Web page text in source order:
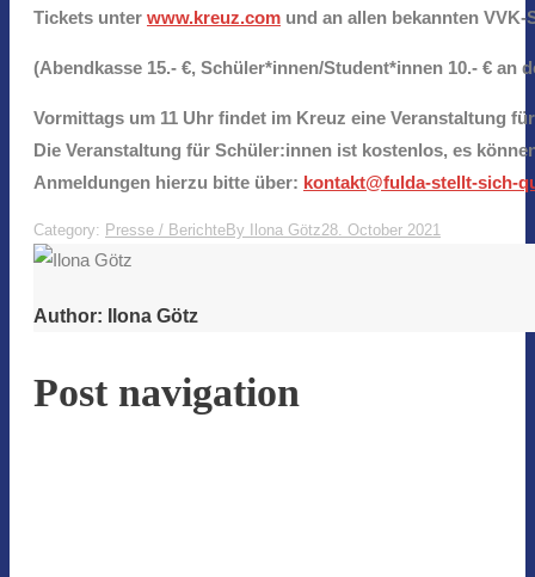
Tickets unter www.kreuz.com und an allen bekannten
(Abendkasse 15.- €, Schüler*innen/Student*innen 10.- € an
Vormittags um 11 Uhr findet im Kreuz eine Veranstaltung
Die Veranstaltung für Schüler:innen ist kostenlos, es
Anmeldungen hierzu bitte über: kontakt@fulda-stellt-sich-
Category: Presse / BerichteBy Ilona Götz28. October 2021
Author: Ilona Götz
Post navigation